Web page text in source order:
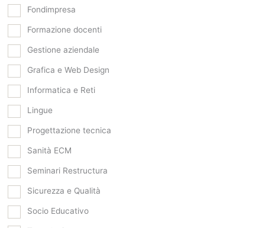
Fondimpresa
Formazione docenti
Gestione aziendale
Grafica e Web Design
Informatica e Reti
Lingue
Progettazione tecnica
Sanità ECM
Seminari Restructura
Sicurezza e Qualità
Socio Educativo